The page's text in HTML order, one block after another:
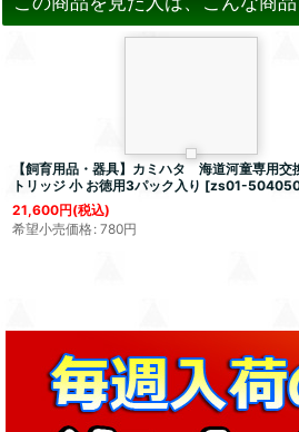
【飼育用品・器具】カミハタ 海道河童専用交
トリッジ 小 お徳用3パック入り [zs01-
21,600円(税込)
希望小売価格: 780円